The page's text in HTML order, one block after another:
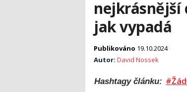
nejkrásnější
jak vypadá
Publikováno 19.10.2024
Autor: David Nossek
Hashtagy článku: